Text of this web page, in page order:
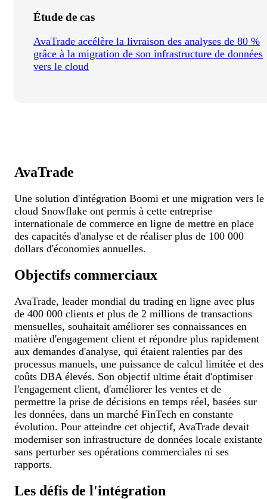
AvaTrade
Une solution d'intégration Boomi et une migration vers le
cloud Snowflake ont permis à cette entreprise
internationale de commerce en ligne de mettre en place
des capacités d'analyse et de réaliser plus de 100 000
dollars d'économies annuelles.
Objectifs commerciaux
AvaTrade, leader mondial du trading en ligne avec plus
de 400 000 clients et plus de 2 millions de transactions
mensuelles, souhaitait améliorer ses connaissances en
matière d'engagement client et répondre plus rapidement
aux demandes d'analyse, qui étaient ralenties par des
processus manuels, une puissance de calcul limitée et des
coûts DBA élevés. Son objectif ultime était d'optimiser
l'engagement client, d'améliorer les ventes et de
permettre la prise de décisions en temps réel, basées sur
les données, dans un marché FinTech en constante
évolution. Pour atteindre cet objectif, AvaTrade devait
moderniser son infrastructure de données locale existante
sans perturber ses opérations commerciales ni ses
rapports.
Les défis de l'intégration
Étude de cas
AvaTrade accélère la livraison des analyses de 80 %
grâce à la migration de son infrastructure de données
vers le cloud